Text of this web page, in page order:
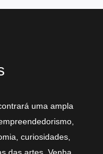
uma ampla
curiosidades,
das artes. Venha